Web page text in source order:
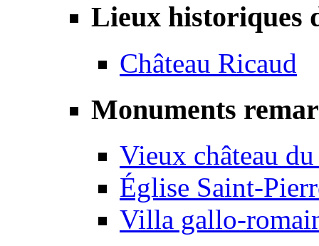
Lieux historiques
Château Ricaud
Monuments
Vieux château
Église Saint-
Villa gallo-